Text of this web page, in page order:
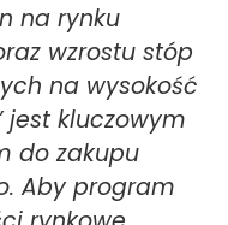
na rynku
wzrostu stóp
na wysokość
jest kluczowym
do zakupu
Aby program